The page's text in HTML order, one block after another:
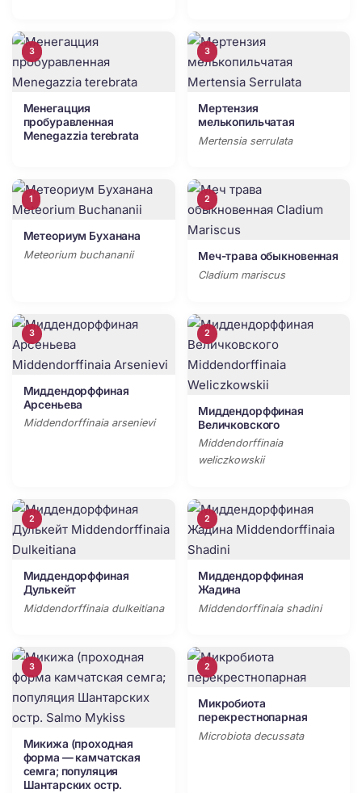
3
Менегацция
пробуравленная
Menegazzia terebrаta
3
Мертензия
мелькопильчатая
Mertensia serrulata
1
Метеориум Буханана
Meteorium buchananii
2
Меч-трава обыкновенная
Cladium mariscus
3
Миддендорффиная
Арсеньева
Middendorffinaia arsenievi
2
Миддендорффиная
Величковского
Middendorffinaia
weliczkowskii
2
Миддендорффиная
Дулькейт
Middendorffinaia dulkeitiana
2
Миддендорффиная
Жадина
Middendorffinaia shadini
3
Микижа (проходная
форма — камчатская
семга; популяция
Шантарских остр.
2
Микробиота
перекрестнопарная
Microbiota decussata